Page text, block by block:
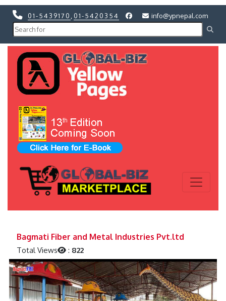
01-5439170 01-5420354 info@ypnepal.com
Bagmati Fiber and Metal Industries Pvt.ltd
Total Views : 822